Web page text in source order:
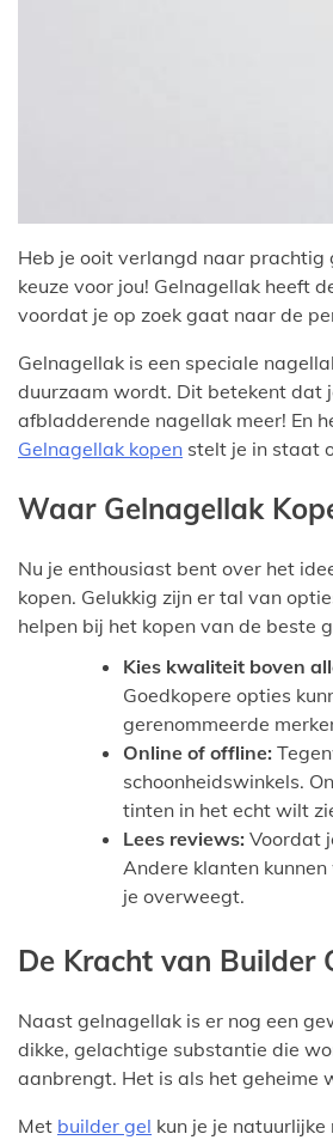
Heb je ooit verlangd naar prachtig
keuze voor jou! Gelnagellak heeft
voordat je op zoek gaat naar de
Gelnagellak is een speciale
duurzaam wordt. Dit betekent dat
afbladderende nagellak meer! En
Gelnagellak kopen stelt je in staat
Waar Gelnagellak
Nu je enthousiast bent over het
kopen. Gelukkig zijn er tal van
helpen bij het kopen van de beste
Kies kwaliteit boven
Goedkopere opties
gerenommeerde
Online of offline:
schoonheidswinkels.
tinten in het echt wilt
Lees reviews: Voordat
Andere klanten
je overweegt.
De Kracht van Builder
Naast gelnagellak is er nog een
dikke, gelachtige substantie die
aanbrengt. Het is als het geheime
Met builder gel kun je je